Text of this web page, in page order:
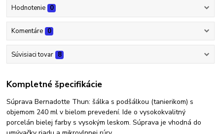
Hodnotenie 0
Komentáre 0
Súvisiaci tovar 8
Kompletné špecifikácie
Súprava Bernadotte Thun: šálka s podšálkou (tanierikom) s
objemom 240 ml v bielom prevedení. Ide o vysokokvalitný
porcelán bielej farby s vysokým leskom. Súprava je vhodná do